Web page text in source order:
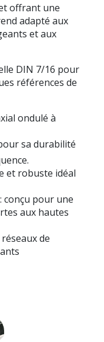
offrant une
adapté aux
et aux
DIN 7/16 pour
références de
ondulé à
pour sa durabilité
et robuste idéal
conçu pour une
aux hautes
de